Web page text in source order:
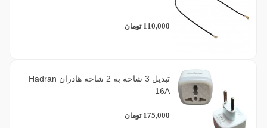
110,000 تومان
تبدیل 3 شاخه به 2 شاخه هادران Hadran
16A
175,000 تومان